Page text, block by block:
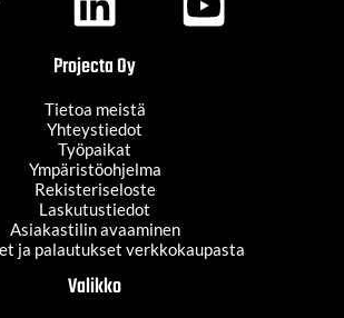
Projecta Oy
Tietoa meistä
Yhteystiedot
Työpaikat
Ympäristöohjelma
Rekisteriseloste
Laskutustiedot
Asiakastilin avaaminen
ja palautukset verkkokaupasta
Valikko